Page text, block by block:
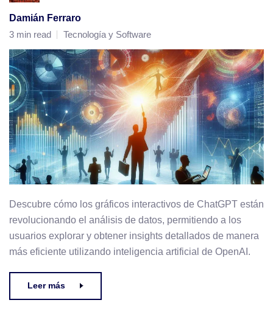
Damián Ferraro
3 min read
Tecnología y Software
Descubre cómo los gráficos interactivos de ChatGPT están
revolucionando el análisis de datos, permitiendo a los
usuarios explorar y obtener insights detallados de manera
más eficiente utilizando inteligencia artificial de OpenAI.
Leer más